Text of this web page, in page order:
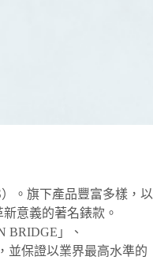
。旗下產品豐富多樣，以
意義的著名錶款。
BRIDGE」、
並保證以業界最高水準的